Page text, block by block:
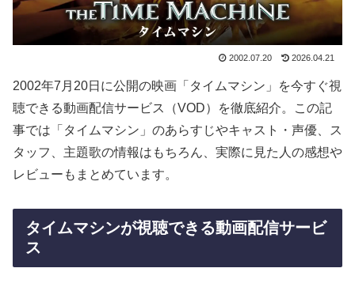
2002.07.20 2026.04.21
2002年7月20日に公開の映画「タイムマシン」を今すぐ視
聴できる動画配信サービス（VOD）を徹底紹介。この記
事では「タイムマシン」のあらすじやキャスト・声優、ス
タッフ、主題歌の情報はもちろん、実際に見た人の感想や
レビューもまとめています。
タイムマシンが視聴できる動画配信サービ
ス